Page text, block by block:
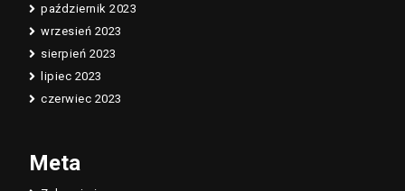
październik 2023
wrzesień 2023
sierpień 2023
lipiec 2023
czerwiec 2023
Meta